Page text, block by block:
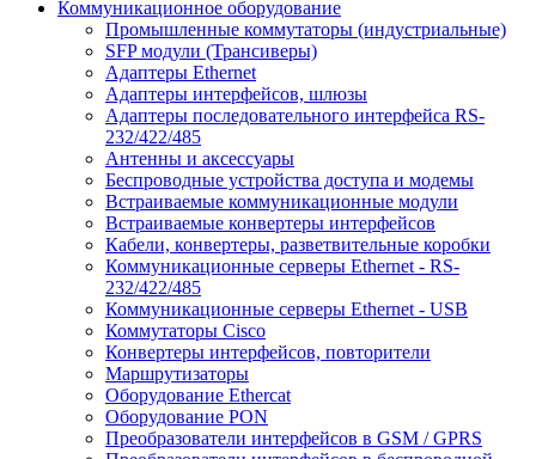
Коммуникационное оборудование
Промышленные коммутаторы (индустриальные)
SFP модули (Трансиверы)
Адаптеры Ethernet
Адаптеры интерфейсов, шлюзы
Адаптеры последовательного интерфейса RS-
232/422/485
Антенны и аксессуары
Беспроводные устройства доступа и модемы
Встраиваемые коммуникационные модули
Встраиваемые конвертеры интерфейсов
Кабели, конвертеры, разветвительные коробки
Коммуникационные серверы Ethernet - RS-
232/422/485
Коммуникационные серверы Ethernet - USB
Коммутаторы Cisco
Конвертеры интерфейсов, повторители
Маршрутизаторы
Оборудование Ethercat
Оборудование PON
Преобразователи интерфейсов в GSM / GPRS